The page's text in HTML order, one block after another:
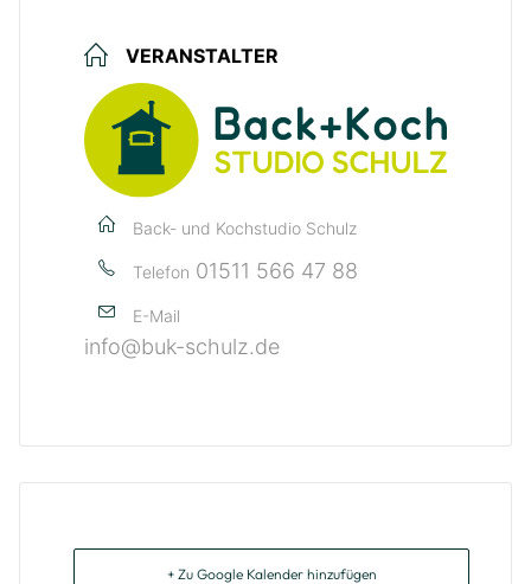
VERANSTALTER
Back- und Kochstudio Schulz
Telefon 01511 566 47 88
E-Mail
info@buk-schulz.de
+ Zu Google Kalender hinzufügen